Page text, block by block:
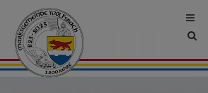
Site